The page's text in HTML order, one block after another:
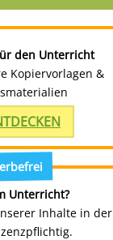
den Unterricht
Kopiervorlagen &
Unterricht?
Inhalte in der